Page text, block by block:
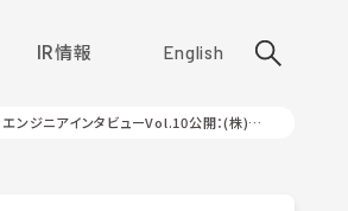
IR情報 English
エンジニアインタビューVol.10公開：(株)株式会社ビーネックステクノロジーズ